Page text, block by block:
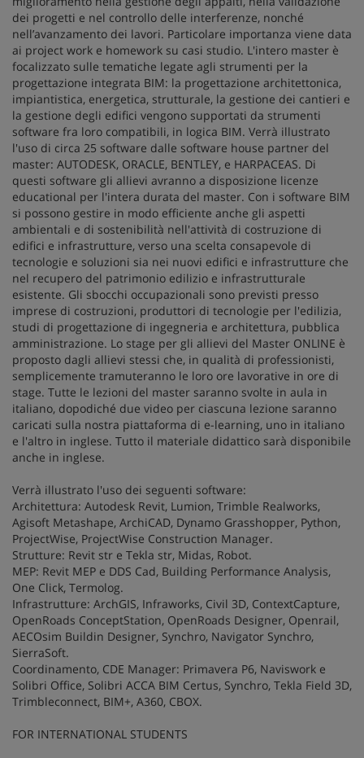
dei progetti e nel controllo delle interferenze, nonché
nell’avanzamento dei lavori. Particolare importanza viene data
ai project work e homework su casi studio. L'intero master è
focalizzato sulle tematiche legate agli strumenti per la
progettazione integrata BIM: la progettazione architettonica,
impiantistica, energetica, strutturale, la gestione dei cantieri e
la gestione degli edifici vengono supportati da strumenti
software fra loro compatibili, in logica BIM. Verrà illustrato
l'uso di circa 25 software dalle software house partner del
master: AUTODESK, ORACLE, BENTLEY, e HARPACEAS. Di
questi software gli allievi avranno a disposizione licenze
educational per l'intera durata del master. Con i software BIM
si possono gestire in modo efficiente anche gli aspetti
ambientali e di sostenibilità nell'attività di costruzione di
edifici e infrastrutture, verso una scelta consapevole di
tecnologie e soluzioni sia nei nuovi edifici e infrastrutture che
nel recupero del patrimonio edilizio e infrastrutturale
esistente. Gli sbocchi occupazionali sono previsti presso
imprese di costruzioni, produttori di tecnologie per l'edilizia,
studi di progettazione di ingegneria e architettura, pubblica
amministrazione. Lo stage per gli allievi del Master ONLINE è
proposto dagli allievi stessi che, in qualità di professionisti,
semplicemente tramuteranno le loro ore lavorative in ore di
stage. Tutte le lezioni del master saranno svolte in aula in
italiano, dopodiché due video per ciascuna lezione saranno
caricati sulla nostra piattaforma di e-learning, uno in italiano
e l'altro in inglese. Tutto il materiale didattico sarà disponibile
anche in inglese.
Verrà illustrato l'uso dei seguenti software:
Architettura: Autodesk Revit, Lumion, Trimble Realworks,
Agisoft Metashape, ArchiCAD, Dynamo Grasshopper, Python,
ProjectWise, ProjectWise Construction Manager.
Strutture: Revit str e Tekla str, Midas, Robot.
MEP: Revit MEP e DDS Cad, Building Performance Analysis,
One Click, Termolog.
Infrastrutture: ArchGIS, Infraworks, Civil 3D, ContextCapture,
OpenRoads ConceptStation, OpenRoads Designer, Openrail,
AECOsim Buildin Designer, Synchro, Navigator Synchro,
SierraSoft.
Coordinamento, CDE Manager: Primavera P6, Naviswork e
Solibri Office, Solibri ACCA BIM Certus, Synchro, Tekla Field 3D,
Trimbleconnect, BIM+, A360, CBOX.
FOR INTERNATIONAL STUDENTS